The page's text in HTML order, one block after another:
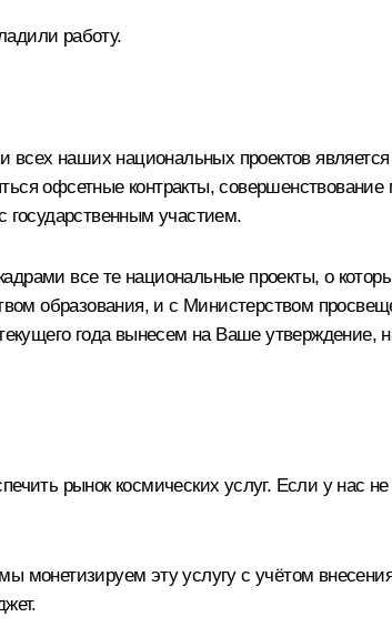
работу.
наших национальных проектов
офсетные контракты, совершенствование
государственным участием.
все те национальные проекты, о
образования, и с Министерством
года вынесем на Ваше утверждение,
рынок космических услуг. Если у нас
эту услугу с учётом